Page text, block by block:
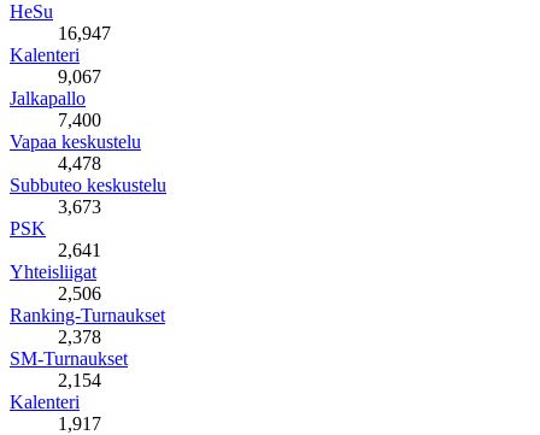
HeSu
16,947
Kalenteri
9,067
Jalkapallo
7,400
Vapaa keskustelu
4,478
Subbuteo keskustelu
3,673
PSK
2,641
Yhteisliigat
2,506
Ranking-Turnaukset
2,378
SM-Turnaukset
2,154
Kalenteri
1,917